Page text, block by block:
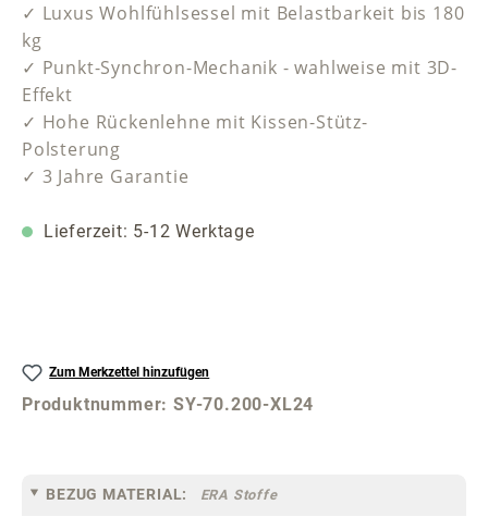
✓ Luxus Wohlfühlsessel mit Belastbarkeit bis 180
kg
✓ Punkt-Synchron-Mechanik - wahlweise mit 3D-
Effekt
✓ Hohe Rückenlehne mit Kissen-Stütz-
Polsterung
✓ 3 Jahre Garantie
Lieferzeit: 5-12 Werktage
Zum Merkzettel hinzufügen
Produktnummer:SY-70.200-XL24
BEZUG MATERIAL: ERA Stoffe